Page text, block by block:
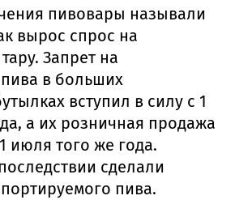
пивовары называли
вырос спрос на
Запрет на
в больших
вступил в силу с 1
а их розничная продажа
июля того же года.
сделали
пива.